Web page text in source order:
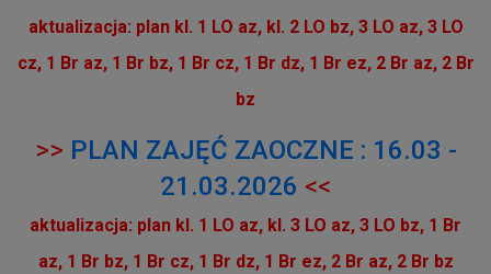
aktualizacja: plan kl. 1 LO az, kl. 2 LO bz, 3 LO az, 3 LO
cz, 1 Br az, 1 Br bz, 1 Br cz, 1 Br dz, 1 Br ez, 2 Br az, 2 Br
bz
>> PLAN ZAJĘĆ ZAOCZNE : 16.03 -
21.03.2026 <<
aktualizacja: plan kl. 1 LO az, kl. 3 LO az, 3 LO bz, 1 Br
az, 1 Br bz, 1 Br cz, 1 Br dz, 1 Br ez, 2 Br az, 2 Br bz